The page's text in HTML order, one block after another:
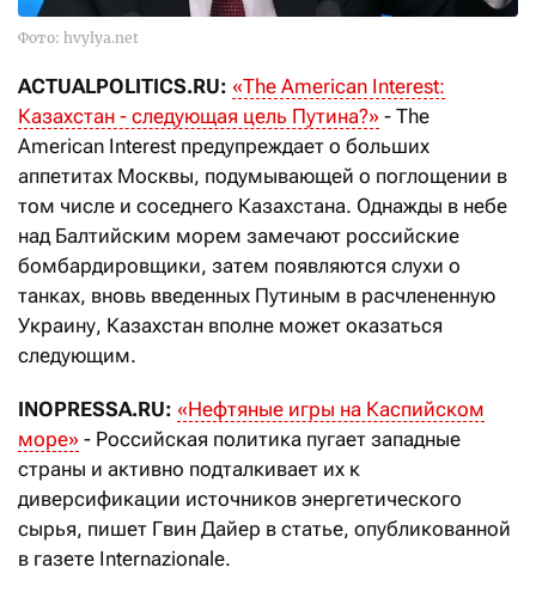
Фото: hvylya.net
ACTUALPOLITICS.RU: «The American Interest:
Казахстан - следующая цель Путина?» - The
American Interest предупреждает о больших
аппетитах Москвы, подумывающей о поглощении в
том числе и соседнего Казахстана. Однажды в небе
над Балтийским морем замечают российские
бомбардировщики, затем появляются слухи о
танках, вновь введенных Путиным в расчлененную
Украину, Казахстан вполне может оказаться
следующим.
INOPRESSA.RU: «Нефтяные игры на Каспийском
море» - Российская политика пугает западные
страны и активно подталкивает их к
диверсификации источников энергетического
сырья, пишет Гвин Дайер в статье, опубликованной
в газете Internazionale.